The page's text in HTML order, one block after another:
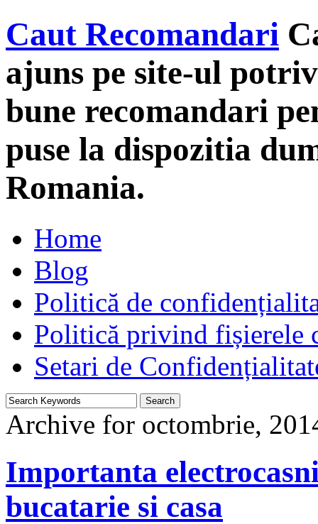
Caut Recomandari
ajuns pe site-ul
bune recomandari
puse la dispozitia
Romania.
Home
Blog
Politică de
Politică privind fișierele
Setari de
Archive for octombrie,
Importanta
bucatarie si casa